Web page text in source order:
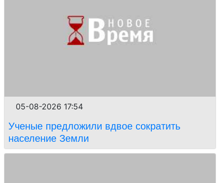
05-08-2026 17:54
Ученые предложили вдвое сократить
население Земли